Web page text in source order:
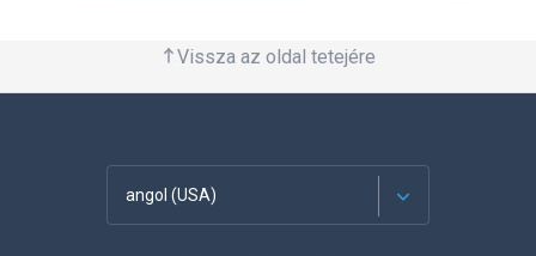
Vissza az oldal tetejére
angol (USA)